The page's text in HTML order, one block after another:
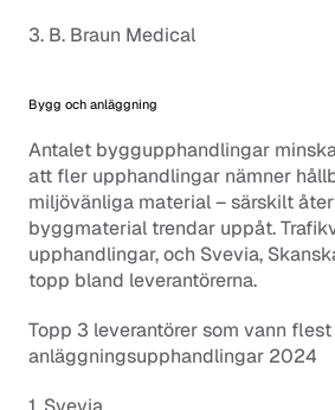
3. B. Braun Medical
Bygg och anläggning
Antalet byggupphandlingar
att fler upphandlingar nämner
miljövänliga material – särskilt
byggmaterial trendar uppåt.
upphandlingar, och Svevia,
topp bland leverantörerna.
Topp 3 leverantörer som vann
anläggningsupphandlingar 2024